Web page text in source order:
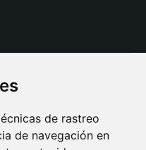
de rastreo
de navegación en